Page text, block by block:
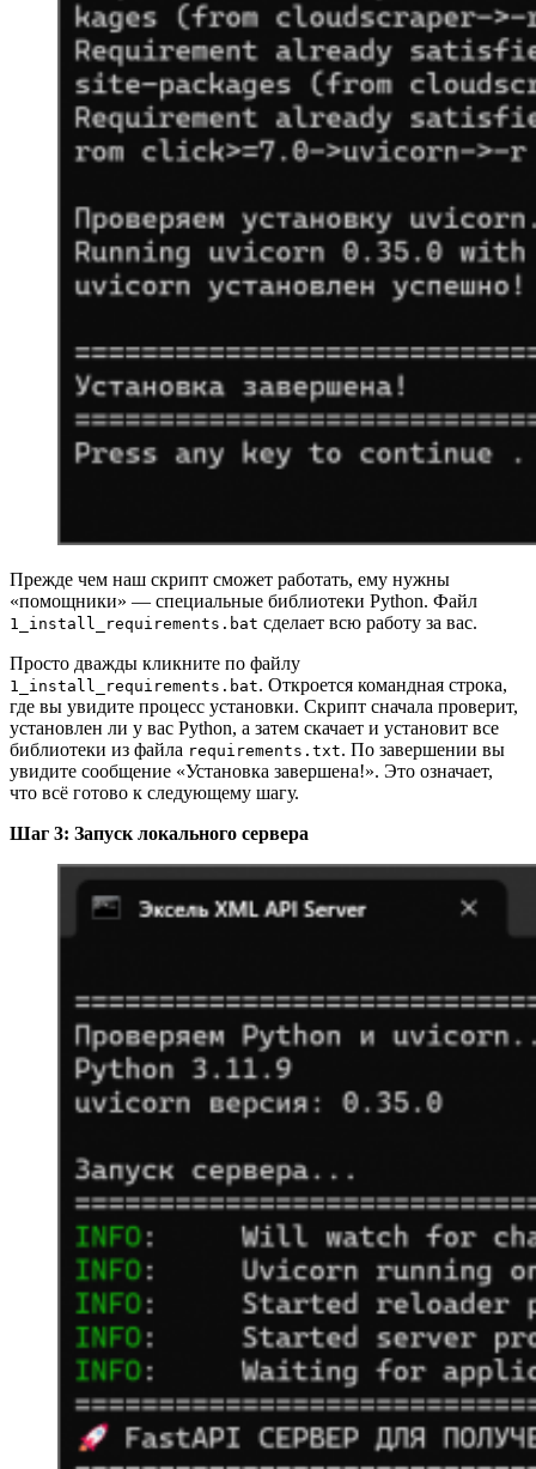
Прежде чем наш скрипт сможет работать, ему нужны
«помощники» — специальные библиотеки Python. Файл
1_install_requirements.bat сделает всю работу за вас.
Просто дважды кликните по файлу
1_install_requirements.bat. Откроется командная строка,
где вы увидите процесс установки. Скрипт сначала проверит,
установлен ли у вас Python, а затем скачает и установит все
библиотеки из файла requirements.txt. По завершении вы
увидите сообщение «Установка завершена!». Это означает,
что всё готово к следующему шагу.
Шаг 3: Запуск локального сервера